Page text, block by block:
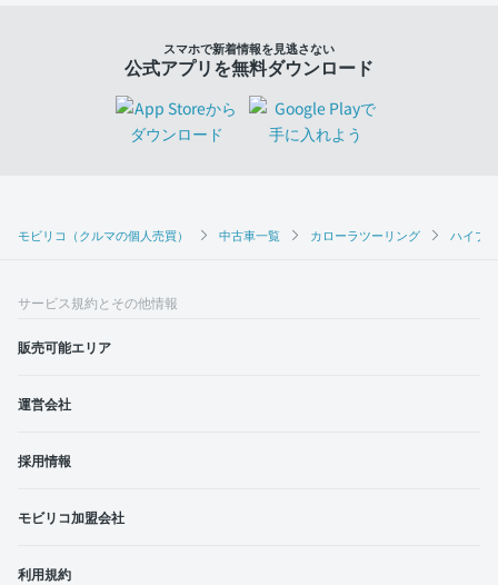
モビリコ（クルマの個人売買） 中古車一覧 カローラツーリング ハイブ
スマホで新着情報を見逃さない
公式アプリを無料ダウンロード
サービス規約とその他情報
販売可能エリア
運営会社
採用情報
モビリコ加盟会社
利用規約